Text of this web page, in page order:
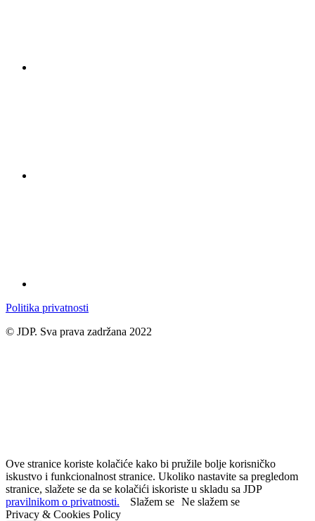
Politika privatnosti
© JDP. Sva prava zadržana 2022
Ove stranice koriste kolačiće kako bi pružile bolje korisničko
iskustvo i funkcionalnost stranice. Ukoliko nastavite sa pregledom
stranice, slažete se da se kolačići iskoriste u skladu sa JDP
pravilnikom o privatnosti.
Slažem se Ne slažem se
Privacy & Cookies Policy